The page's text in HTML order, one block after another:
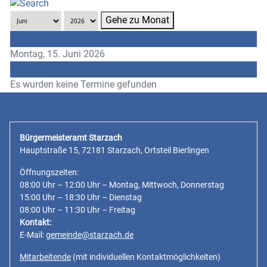
Gehe zu Monat
Montag, 15. Juni 2026
Es wurden keine Termine gefunden
Bürgermeisteramt Starzach
Hauptstraße 15, 72181 Starzach, Ortsteil Bierlingen
Öffnungszeiten:
08:00 Uhr – 12:00 Uhr – Montag, Mittwoch, Donnerstag
15:00 Uhr – 18:30 Uhr – Dienstag
08:00 Uhr – 11:30 Uhr – Freitag
Kontakt:
E-Mail:gemeinde@starzach.de
Mitarbeitende (mit individuellen Kontaktmöglichkeiten)